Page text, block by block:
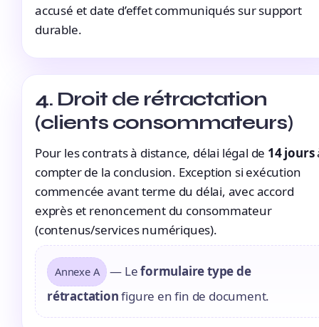
accusé et date d’effet communiqués sur support
durable.
4. Droit de rétractation
(clients consommateurs)
Pour les contrats à distance, délai légal de 14 jours
compter de la conclusion. Exception si exécution
commencée avant terme du délai, avec accord
exprès et renoncement du consommateur
(contenus/services numériques).
Annexe A — Leformulaire type de
rétractationfigure en fin de document.